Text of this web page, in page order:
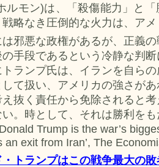
ルモン)は、「殺傷能力」と
戦略なき圧倒的な火力は、ア
は邪悪な政権があるが、正義
手段であるという冷静な判
ランプ氏は、イランを自ら
して扱い、アメリカの強さが
抜く責任から免除されると
い。時として、それは勝利を
Trump is the war’s
an exit from Iran’, The
・トランプはこの戦争最大の